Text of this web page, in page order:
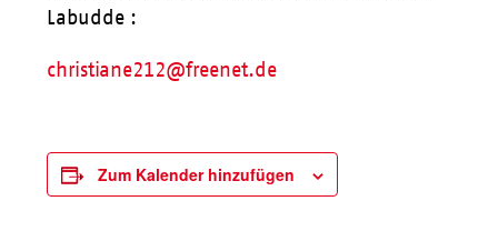
Labudde :
christiane212@freenet.de
Zum Kalender hinzufügen